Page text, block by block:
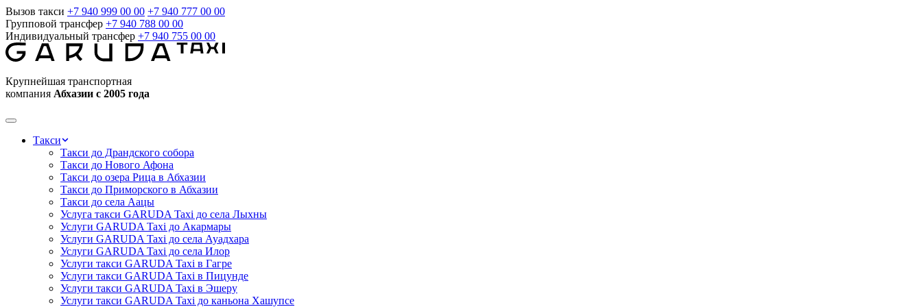
Вызов такси +7 940 999 00 00 +7 940 777 00 00
Групповой трансфер +7 940 788 00 00
Индивидуальный трансфер +7 940 755 00 00
Крупнейшая транспортная
компания Абхазии с 2005 года
Такси
Такси до Драндского собора
Такси до Нового Афона
Такси до озера Рица в Абхазии
Такси до Приморского в Абхазии
Такси до села Аацы
Услуга такси GARUDA Taxi до села Лыхны
Услуги GARUDA Taxi до Акармары
Услуги GARUDA Taxi до села Ауадхара
Услуги GARUDA Taxi до села Илор
Услуги такси GARUDA Taxi в Гагре
Услуги такси GARUDA Taxi в Пицунде
Услуги такси GARUDA Taxi в Эшеру
Услуги такси GARUDA Taxi до каньона Хашупсе